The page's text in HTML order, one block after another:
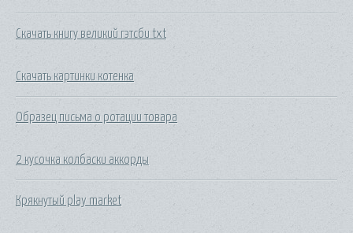
Скачать книгу великий гэтсби txt
Скачать картинки котенка
Образец письма о ротации товара
2 кусочка колбаски аккорды
Крякнутый play market